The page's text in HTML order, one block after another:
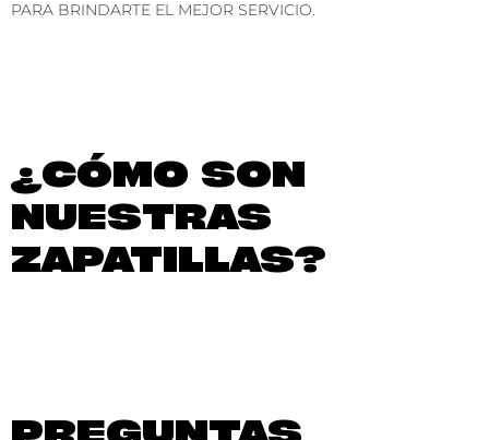
PARA BRINDARTE EL MEJOR SERVICIO.
¿CÓMO SON
NUESTRAS
ZAPATILLAS?